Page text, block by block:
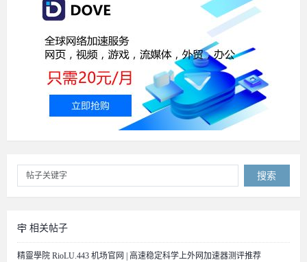
搜索
相关帖子
精靈學院 RioLU.443 机场官网 | 高速稳定科学上外网加速器测评推荐